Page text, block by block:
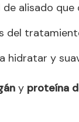
alisado que
del
hidratar y
y proteína